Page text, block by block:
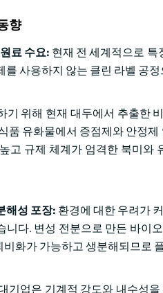
향
료 수요: 현재 전 세계적으로
를 사용하지 않는 클린 라벨 공
기 위해 현재 대두에서 추출한
품 유화물에서 증점제와 안정
고 규제 체계가 엄격한 북미와
해성 포장: 환경에 대한 우려가
니다. 변성 전분으로 만든 바이
화가 가능하고 생분해되므로
기업은 기계적 강도와 내수성